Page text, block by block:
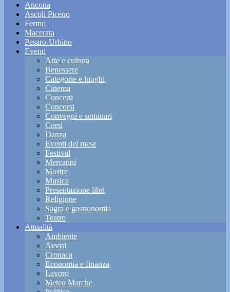
Ancona
Ascoli Piceno
Fermo
Macerata
Pesaro-Urbino
Eventi
Arte e cultura
Benessere
Categorie e luoghi
Cinema
Concerti
Concorsi
Convegni e seminari
Corsi
Danza
Eventi del mese
Festival
Mercatini
Mostre
Musica
Presentazione libri
Religione
Sagra e gastronomia
Teatro
Attualità
Ambiente
Avvisi
Cronaca
Economia e finanza
Lavoro
Meteo Marche